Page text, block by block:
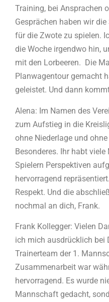
Training, bei Ansprachen
Gesprächen haben wir
für die Zwote zu spielen.
die Woche irgendwo hin,
mit den Lorbeeren. Die
Planwagentour gemacht
geleistet. Und dann
Alena: Im Namen des
zum Aufstieg in die
ohne Niederlage und
Besonderes. Ihr habt
Spielern Perspektiven
hervorragend
Respekt. Und die
nochmal an dich, Frank.
Frank Kollegger: Vielen
ich mich ausdrücklich bei
Trainerteam der 1.
Zusammenarbeit war
hervorragend. Es wurde
Mannschaft gedacht,